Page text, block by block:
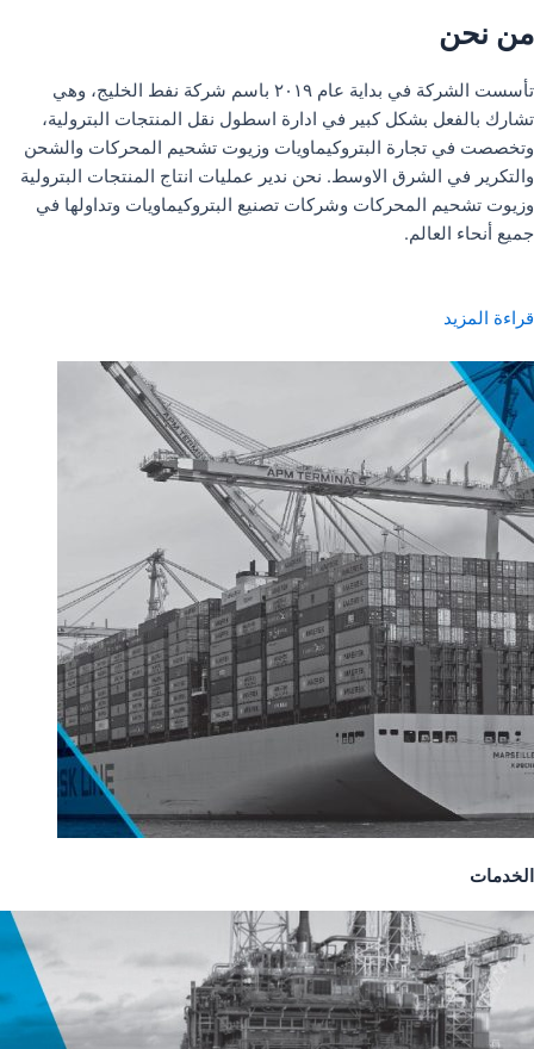
من نحن
تأسست الشركة في بداية عام ٢٠١٩ باسم شركة نفط الخليج، وهي
تشارك بالفعل بشكل كبير في ادارة اسطول نقل المنتجات البترولية،
وتخصصت في تجارة البتروكيماويات وزيوت تشحيم المحركات والشحن
والتكرير في الشرق الاوسط. نحن ندير عمليات انتاج المنتجات البترولية
وزيوت تشحيم المحركات وشركات تصنيع البتروكيماويات وتداولها في
جميع أنحاء العالم.
قراءة المزيد
الخدمات